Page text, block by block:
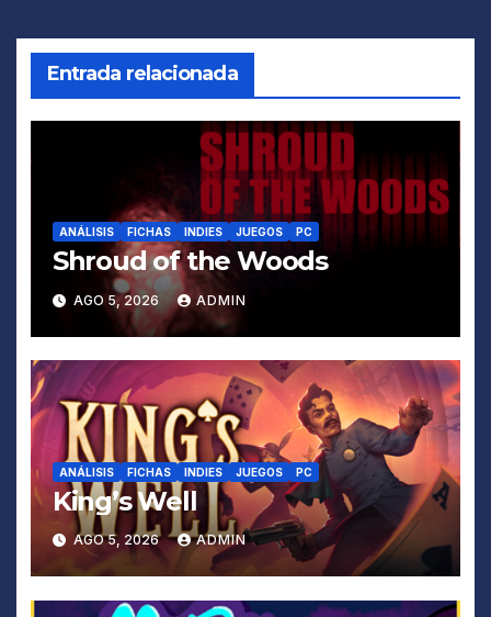
Entrada relacionada
ANÁLISIS FICHAS INDIES JUEGOS PC
Shroud of the Woods
AGO 5, 2026 ADMIN
ANÁLISIS FICHAS INDIES JUEGOS PC
King’s Well
AGO 5, 2026 ADMIN